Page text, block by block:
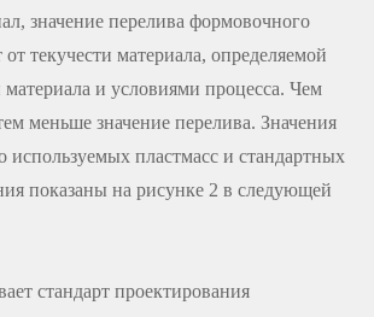
значение перелива формовочного
от текучести материала, определяемой
материала и условиями процесса. Чем
меньше значение перелива. Значения
используемых пластмасс и стандартных
показаны на рисунке 2 в следующей
стандарт проектирования